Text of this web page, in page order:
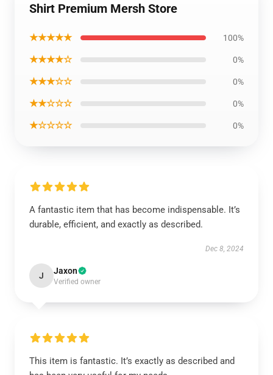
Shirt Premium Mersh Store
★★★★★ 100%
★★★★☆ 0%
★★★☆☆ 0%
★★☆☆☆ 0%
★☆☆☆☆ 0%
A fantastic item that has become indispensable. It’s
durable, efficient, and exactly as described.
Dec 8, 2024
J Jaxon
Verified owner
This item is fantastic. It’s exactly as described and